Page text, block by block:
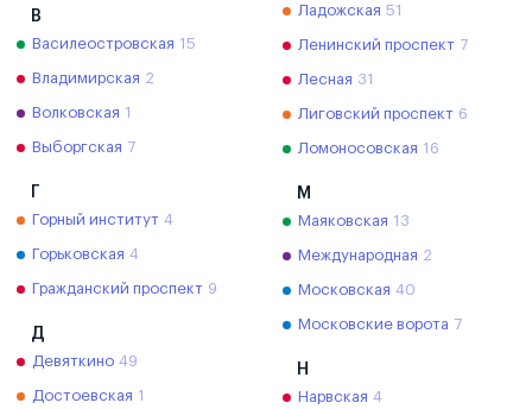
В
Василеостровская 15
Владимирская 2
Волковская 1
Выборгская 7
Горный институт 4
Горьковская 4
Гражданский проспект 9
Д
Девяткино 49
Достоевская 1
Ладожская 51
Ленинский проспект 7
Лесная 31
Лиговский проспект 6
Ломоносовская 16
М
Маяковская 13
Международная 2
Московская 40
Московские ворота 7
Н
Нарвская 4